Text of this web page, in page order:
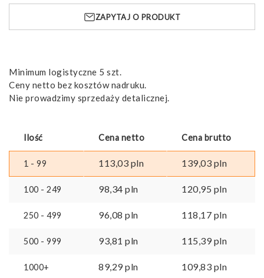
1,85
ZAPYTAJ O PRODUKT
Minimum logistyczne 5 szt.
Ceny netto bez kosztów nadruku.
Nie prowadzimy sprzedaży detalicznej.
Ilość Cena netto Cena brutto
1 - 99 113,03 pln 139,03 pln
100 - 249 98,34 pln 120,95 pln
250 - 499 96,08 pln 118,17 pln
500 - 999 93,81 pln 115,39pln
1000+ 89,29pln 109,83 pln